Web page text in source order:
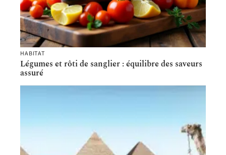
HABITAT
Légumes et rôti de sanglier : équilibre des saveurs
assuré